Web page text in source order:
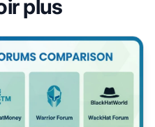
plus
: Communautés